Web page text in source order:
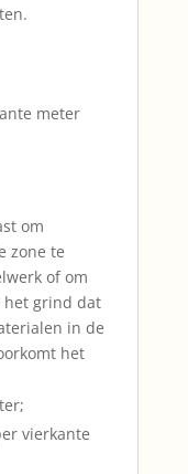
meter
om
zone te
of om
het grind dat
in de
het
vierkante